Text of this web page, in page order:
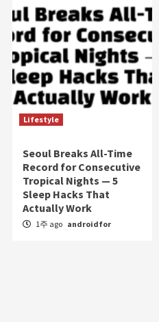
Lifestyle
Seoul Breaks All-Time
Record for Consecutive
Tropical Nights — 5
Sleep Hacks That
Actually Work
1주 ago androidfor